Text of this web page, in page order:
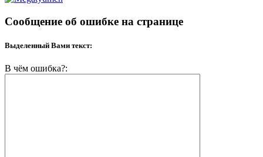
Сообщение об ошибке на странице
Выделенный Вами текст:
В чём ошибка?: